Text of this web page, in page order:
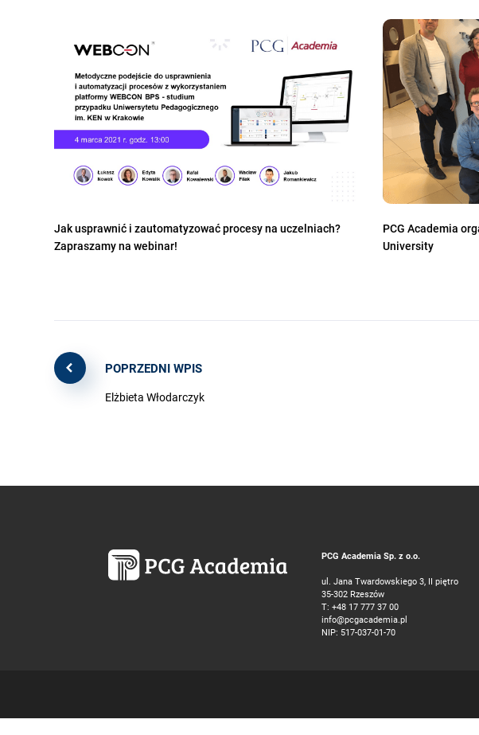
Jak usprawnić i zautomatyzować procesy na uczelniach?
Zapraszamy na webinar!
PCG Academia
University
POPRZEDNI WPIS
Elżbieta Włodarczyk
PCG Academia Sp. z o.o.
ul. Jana Twardowskiego 3, II piętro
35-302 Rzeszów
T: +48 17 777 37 00
info@pcgacademia.pl
NIP: 517-037-01-70